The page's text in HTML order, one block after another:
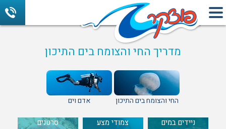
מדריך החי והצומח בים התיכון
החי והצומח בים התיכון אדם וים
ניידים במים צמודי מצע סרטנים